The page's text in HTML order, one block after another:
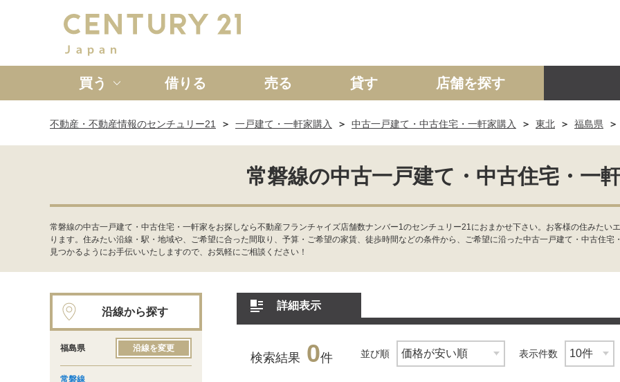
買う
新築一戸建て 中古一戸建て マンション 土地 事業投資用
借りる 売る 貸す 店舗を探す
不動産・不動産情報のセンチュリー21 一戸建て・一軒家購入 中古一戸建て・中古住宅・一軒家購入 東北 福島県
常磐線の中古一戸建て・中古住宅・一
常磐線の中古一戸建て・中古住宅・一軒家をお探しなら不動産フランチャイズ店舗数ナンバー1のセンチュリー21におまかせ下さい。お客様の住みた
ります。住みたい沿線・駅・地域や、ご希望に合った間取り、予算・ご希望の家賃、徒歩時間などの条件から、ご希望に沿った中古一戸建て・中古住
見つかるようにお手伝いいたしますので、お気軽にご相談ください！
詳細表示
検索結果 0件 並び順 表示件数
沿線から探す
福島県 沿線を変更
常磐線